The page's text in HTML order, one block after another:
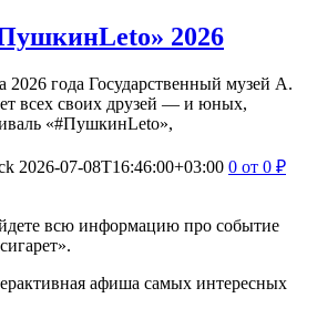
2026
2026 года Государственный музей А.
всех своих друзей — и юных,
«#ПушкинLeto»,
2026-07-08T16:46:00+03:00 0 от 0 ₽
всю информацию про событие
афиша самых интересных